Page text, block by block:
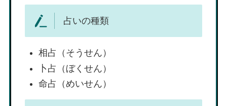
占いの種類
相占（そうせん）
卜占（ぼくせん）
命占（めいせん）